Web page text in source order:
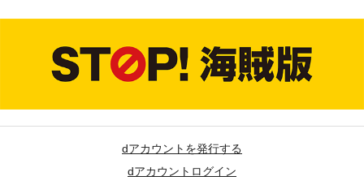
dアカウントを発行する
dアカウントログイン